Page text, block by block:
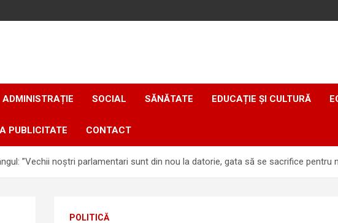
ADMINISTRAȚIE SOCIAL SĂNĂTATE EDUCAȚIE ȘI CULTURĂ
PUBLICITATE CONTACT
”Vechii noștri parlamentari sunt din nou la datorie, gata să se sacrifice
POLITICĂ